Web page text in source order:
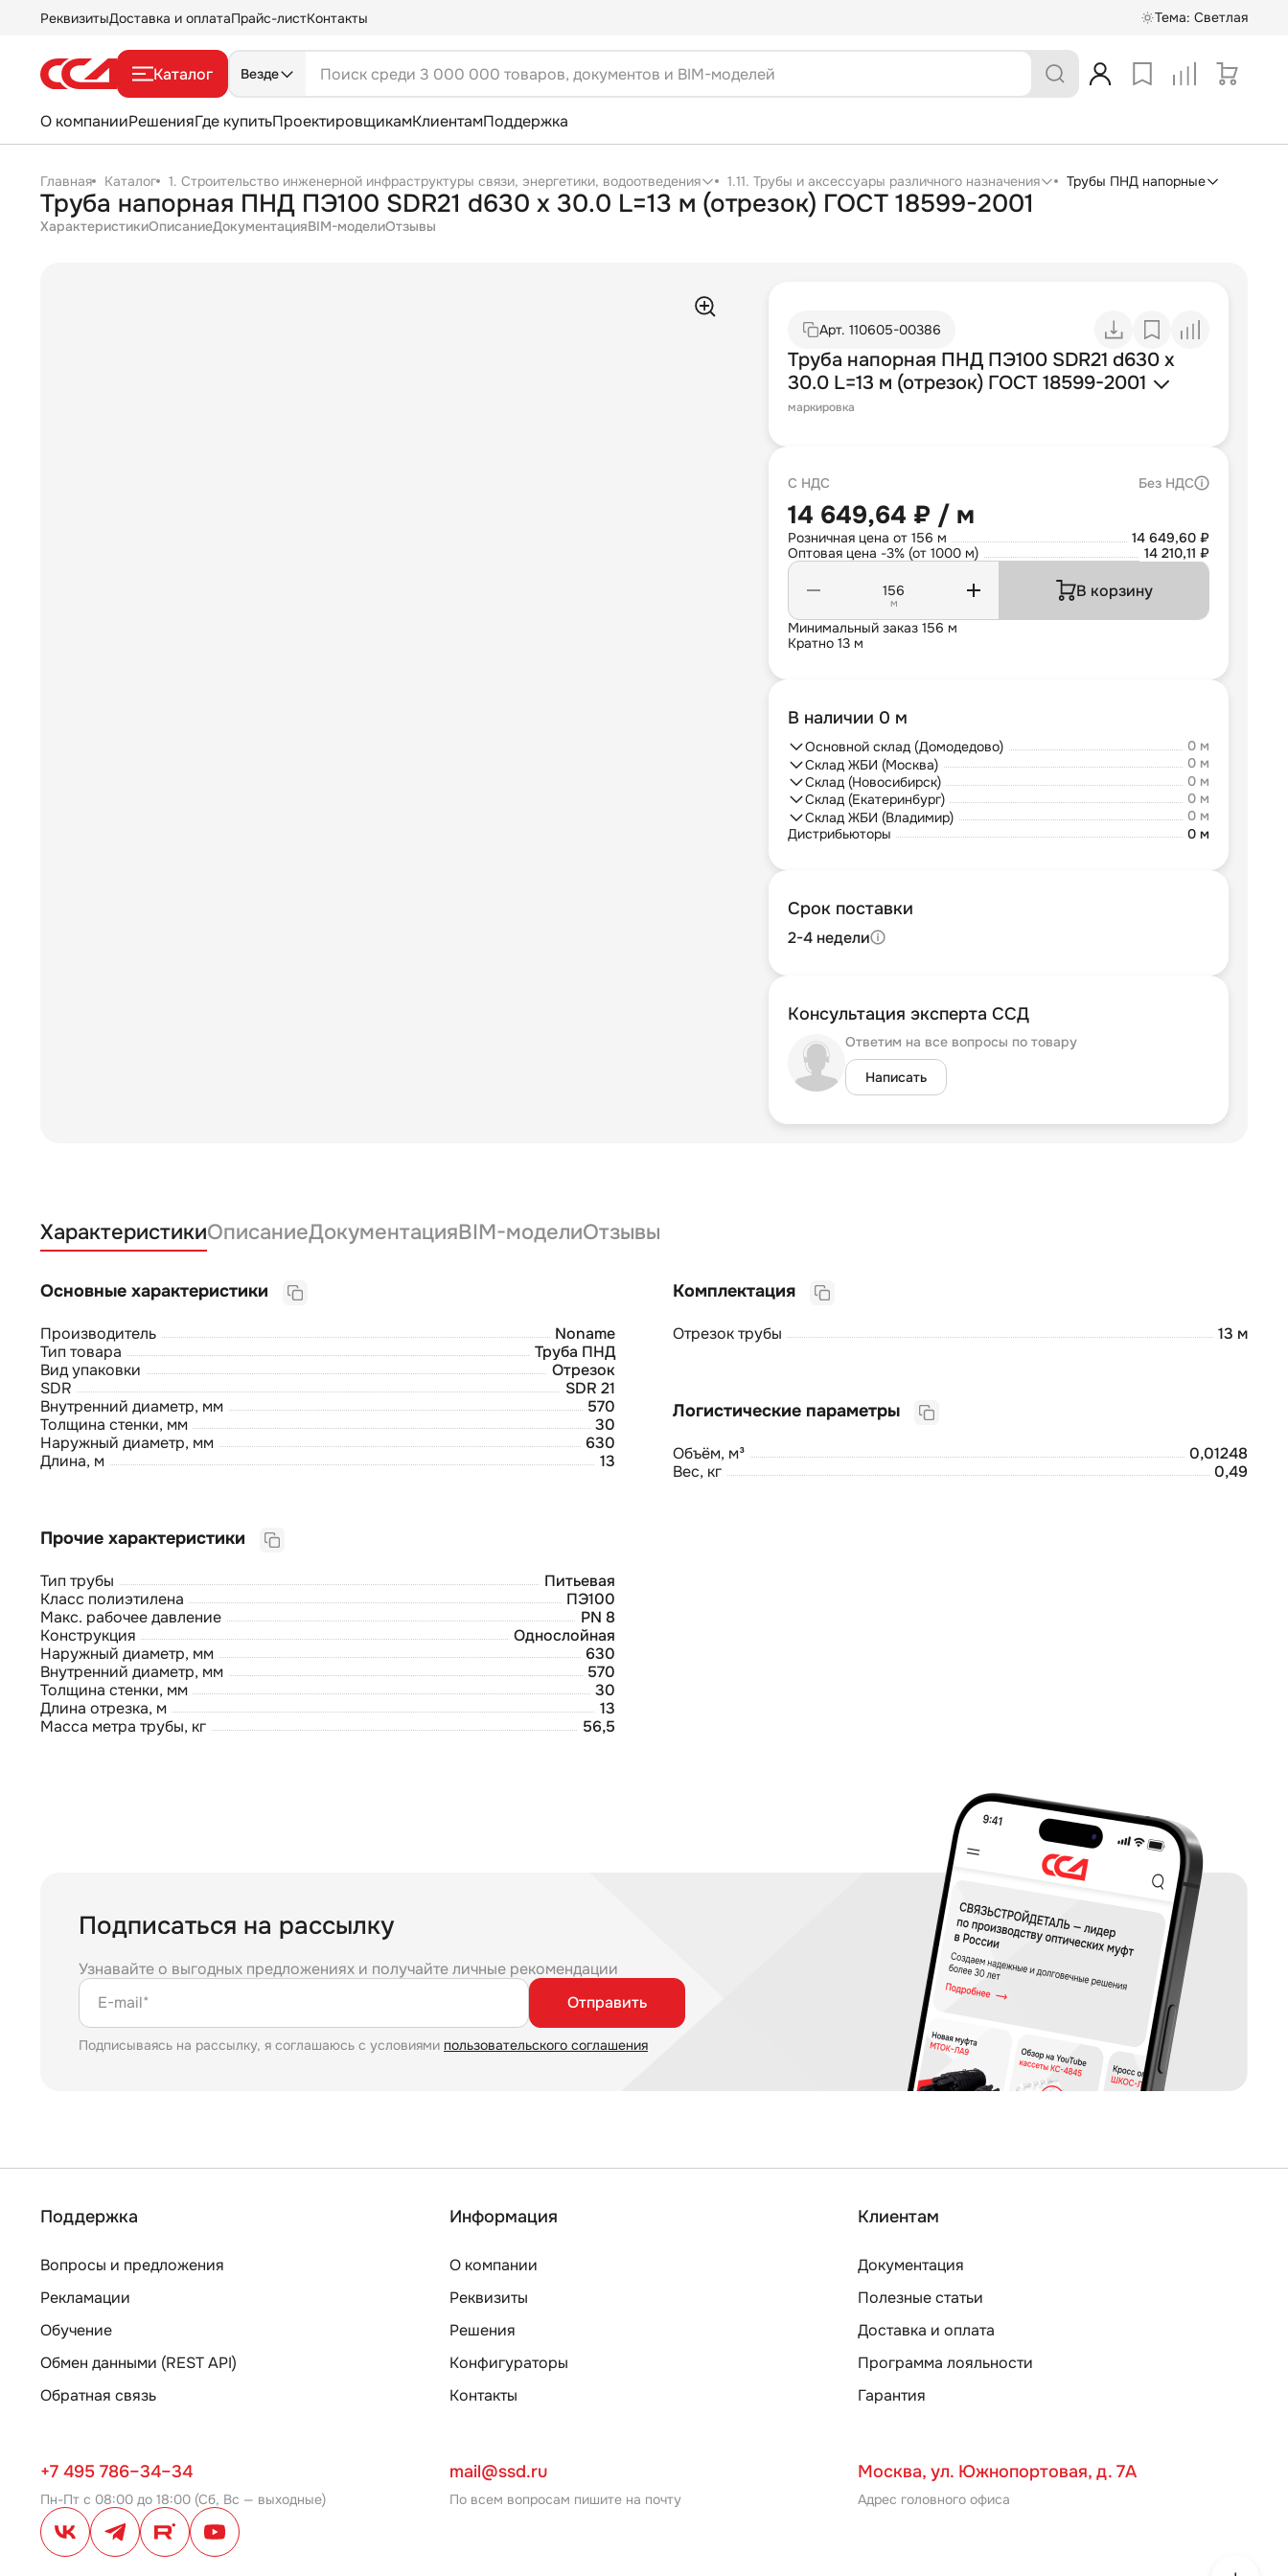
РеквизитыДоставка и оплатаПрайс-листКонтакты Тема: Светлая
Каталог Везде
О компанииРешенияГде купитьПроектировщикамКлиентамПоддержка
Главная Каталог 1. Строительство инженерной инфраструктуры связи, энергетики, водоотведения 1.11. Трубы и аксессуары различного назначения Трубы ПНД напорные
Труба напорная ПНД ПЭ100 SDR21 d630 х 30.0 L=13 м (отрезок) ГОСТ 18599-2001
ХарактеристикиОписаниеДокументацияBIM-моделиОтзывы
Арт. 110605-00386
Труба напорная ПНД ПЭ100 SDR21 d630 х
30.0 L=13 м (отрезок) ГОСТ 18599-2001
маркировка
С НДС Без НДС
14 649,64 ₽ / м
Розничная цена от 156 м
14 649,60 ₽
Оптовая цена -3% (от 1000 м)
14 210,11 ₽
м
В корзину
Минимальный заказ 156 м
Кратно 13 м
В наличии 0 м
Основной склад (Домодедово)
0 м
Склад ЖБИ (Москва)
0 м
Склад (Новосибирск)
0 м
Склад (Екатеринбург)
0 м
Склад ЖБИ (Владимир)
0 м
Дистрибьюторы
0 м
Срок поставки
2-4 недели
Консультация эксперта ССД
Ответим на все вопросы по товару
Написать
ХарактеристикиОписаниеДокументацияBIM-моделиОтзывы
Производитель
Noname
Тип товара
Труба ПНД
Вид упаковки
Отрезок
SDR
SDR 21
Внутренний диаметр, мм
570
Толщина стенки, мм
30
Наружный диаметр, мм
630
Длина, м
13
Тип трубы
Питьевая
Класс полиэтилена
ПЭ100
Макс. рабочее давление
PN 8
Конструкция
Однослойная
Наружный диаметр, мм
630
Внутренний диаметр, мм
570
Толщина стенки, мм
30
Длина отрезка, м
13
Масса метра трубы, кг
56,5
Отрезок трубы 13 м
Объём, м³
0,01248
Вес, кг
0,49
Подписаться на рассылку
Узнавайте о выгодных предложениях и получайте личные рекомендации
E-mail*
Отправить
Подписываясь на рассылку, я соглашаюсь с условиями пользовательского соглашения
Поддержка
Вопросы и предложения
Рекламации
Обучение
Обмен данными (REST API)
Обратная связь
Информация
О компании
Реквизиты
Решения
Конфигураторы
Контакты
Клиентам
Документация
Полезные статьи
Доставка и оплата
Программа лояльности
Гарантия
+7 495 786–34–34
Пн-Пт с 08:00 до 18:00 (Сб, Вс — выходные)
mail@ssd.ru
По всем вопросам пишите на почту
Москва, ул. Южнопортовая, д. 7А
Адрес головного офиса